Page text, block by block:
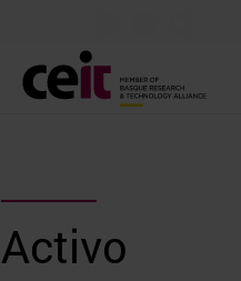
Activo